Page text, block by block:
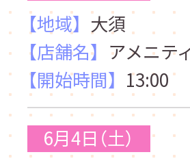
【地域】 大須
【店舗名】 アメニテ
【開始時間】 13:00
6月4日（土）